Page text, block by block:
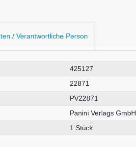
/ Verantwortliche Person
425127
22871
PV22871
Panini Verlags GmbH
1 Stück